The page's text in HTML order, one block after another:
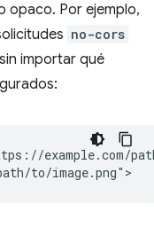
opaco. Por ejemplo,
no-cors
importar qué
example.com/